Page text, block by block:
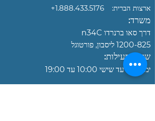
ארצות הברית:
‎+1.888.433.5176
משרד:
דרך סאו ברנרדו n34C
1200-825 ליסבון, פורטוגל
שעות פעילות:
ימים שני עד שישי 10:00 עד 19:00